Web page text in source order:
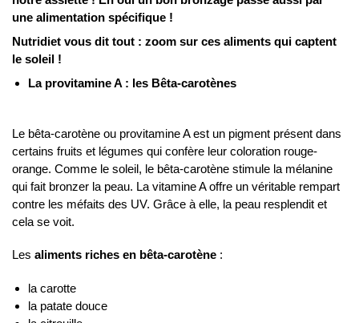
une alimentation spécifique !
Nutridiet vous dit tout : zoom sur ces aliments qui captent
le soleil !
La provitamine A : les Bêta-carotènes
Le bêta-carotène ou provitamine A est un pigment présent dans
certains fruits et légumes qui confère leur coloration rouge-
orange. Comme le soleil, le bêta-carotène stimule la mélanine
qui fait bronzer la peau. La vitamine A offre un véritable rempart
contre les méfaits des UV. Grâce à elle, la peau resplendit et
cela se voit.
Les aliments riches en bêta-carotène :
la carotte
la patate douce